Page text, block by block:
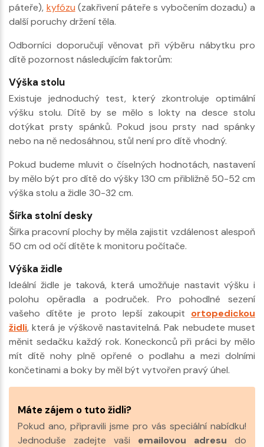
páteře), kyfózu (zakřivení páteře s vybočením dozadu) a
další poruchy držení těla.
Odborníci doporučují věnovat při výběru nábytku pro
dítě pozornost následujícím faktorům:
Výška stolu
Existuje jednoduchý test, který zkontroluje optimální
výšku stolu. Dítě by se mělo s lokty na desce stolu
dotýkat prsty spánků. Pokud jsou prsty nad spánky
nebo na ně nedosáhnou, stůl není pro dítě vhodný.
Pokud budeme mluvit o číselných hodnotách, nastavení
by mělo být pro dítě do výšky 130 cm přibližně 50-52 cm
výška stolu a židle 30-32 cm.
Šířka stolní desky
Šířka pracovní plochy by měla zajistit vzdálenost alespoň
50 cm od očí dítěte k monitoru počítače.
Výška židle
Ideální židle je taková, která umožňuje nastavit výšku i
polohu opěradla a područek. Pro pohodlné sezení
vašeho dítěte je proto lepší zakoupit ortopedickou
židli, která je výškově nastavitelná. Pak nebudete muset
měnit sedačku každý rok. Koneckonců při práci by mělo
mít dítě nohy plně opřené o podlahu a mezi dolními
končetinami a boky by měl být vytvořen pravý úhel.
Máte zájem o tuto židli?
Pokud ano, připravili jsme pro vás speciální nabídku!
Jednoduše zadejte vaši emailovou adresu do